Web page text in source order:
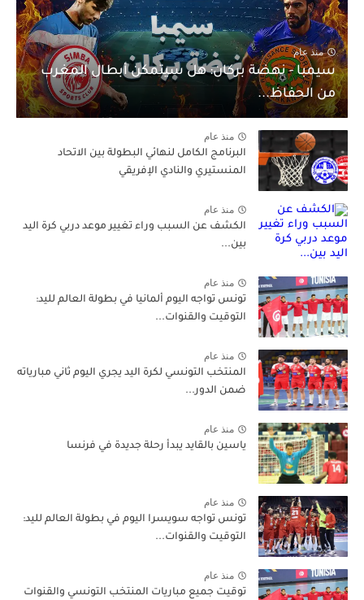
منذ عام
سيمبا - نهضة بركان: هل سيتمكن أبطال المغرب
من الحفاظ...
منذ عام
البرنامج الكامل لنهائي البطولة بين الاتحاد
المنستيري والنادي الإفريقي
منذ عام
الكشف عن السبب وراء تغيير موعد دربي كرة اليد
بين...
منذ عام
تونس تواجه اليوم ألمانيا في بطولة العالم لليد:
التوقيت والقنوات...
منذ عام
المنتخب التونسي لكرة اليد يجري اليوم ثاني مبارياته
ضمن الدور...
منذ عام
ياسين بالقايد يبدأ رحلة جديدة في فرنسا
منذ عام
تونس تواجه سويسرا اليوم في بطولة العالم لليد:
التوقيت والقنوات...
منذ عام
توقيت جميع مباريات المنتخب التونسي والقنوات